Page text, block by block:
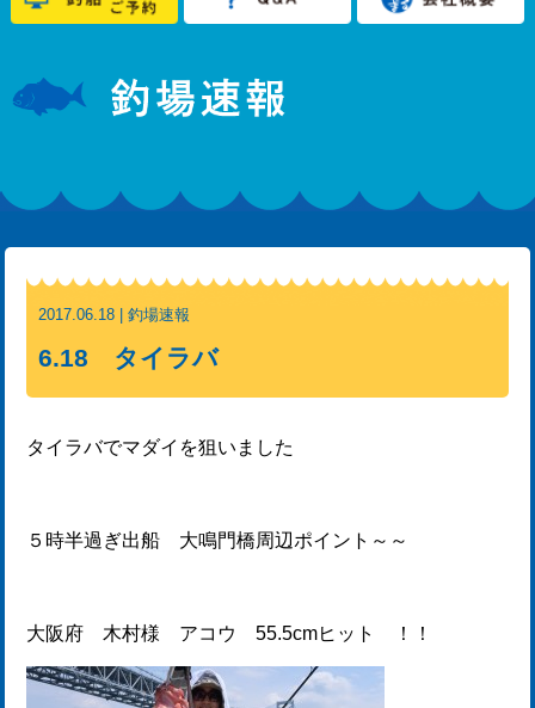
2017.06.18 | 釣場速報
6.18 タイラバ
タイラバでマダイを狙いました
５時半過ぎ出船 大鳴門橋周辺ポイント～～
大阪府 木村様 アコウ 55.5cmヒット ！！